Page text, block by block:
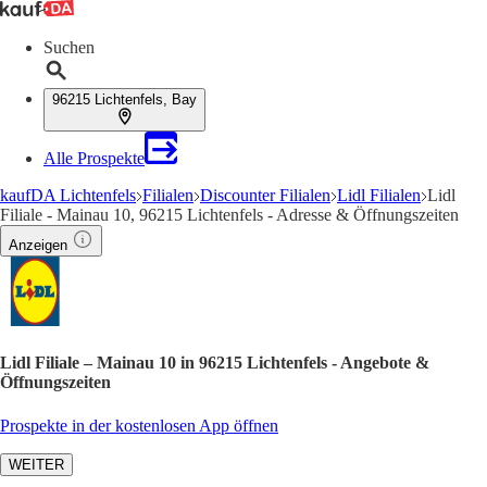
Suchen
96215 Lichtenfels, Bay
Alle Prospekte
kaufDA Lichtenfels Filialen Discounter Filialen Lidl Filialen Lidl
Filiale - Mainau 10, 96215 Lichtenfels - Adresse & Öffnungszeiten
Anzeigen
Lidl Filiale – Mainau 10 in 96215 Lichtenfels - Angebote &
Öffnungszeiten
Prospekte in der kostenlosen App öffnen
WEITER